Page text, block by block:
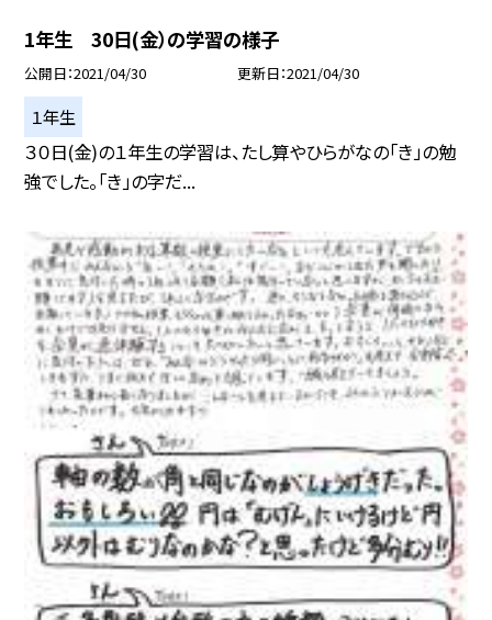
1年生 30日(金）の学習の様子
公開日 2021/04/30 更新日 2021/04/30
１年生
３０日(金)の１年生の学習は、たし算やひらがなの「き」の勉
強でした。「き」の字だ...